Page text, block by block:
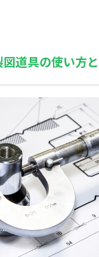
道具の使い方